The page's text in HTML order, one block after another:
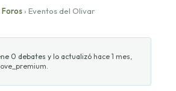
Foros › Eventos del Olivar
0 debates y lo actualizó hace 1 mes,